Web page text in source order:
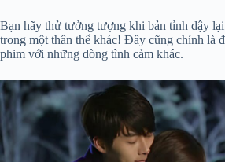
Bạn hãy thử tưởng tượng khi bản tỉnh dậy
trong một thân thể khác! Đây cũng chính là
phim với những dòng tình cảm khác.